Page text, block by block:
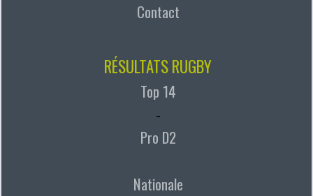
Contact
RÉSULTATS RUGBY
Top 14
-
Pro D2
Nationale